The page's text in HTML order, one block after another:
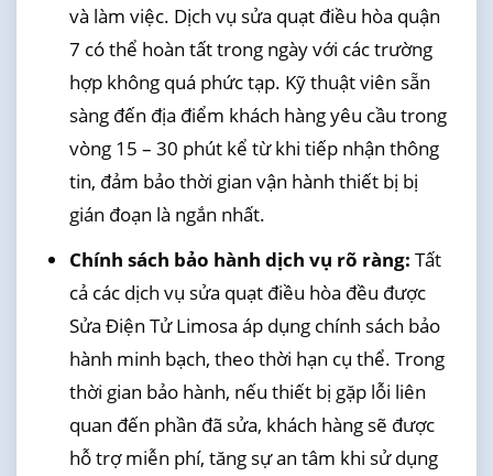
và làm việc. Dịch vụ sửa quạt điều hòa quận
7 có thể hoàn tất trong ngày với các trường
hợp không quá phức tạp. Kỹ thuật viên sẵn
sàng đến địa điểm khách hàng yêu cầu trong
vòng 15 – 30 phút kể từ khi tiếp nhận thông
tin, đảm bảo thời gian vận hành thiết bị bị
gián đoạn là ngắn nhất.
Chính sách bảo hành dịch vụ rõ ràng: Tất
cả các dịch vụ sửa quạt điều hòa đều được
Sửa Điện Tử Limosa áp dụng chính sách bảo
hành minh bạch, theo thời hạn cụ thể. Trong
thời gian bảo hành, nếu thiết bị gặp lỗi liên
quan đến phần đã sửa, khách hàng sẽ được
hỗ trợ miễn phí, tăng sự an tâm khi sử dụng